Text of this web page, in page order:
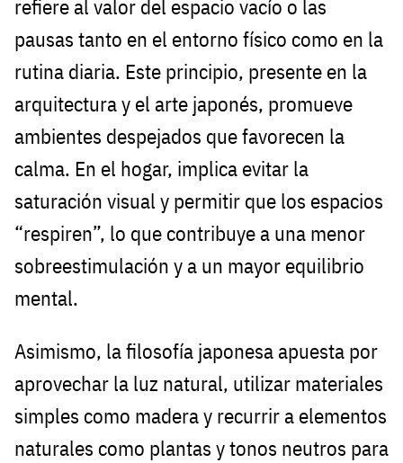
refiere al valor del espacio vacío o las
pausas tanto en el entorno físico como en la
rutina diaria. Este principio, presente en la
arquitectura y el arte japonés, promueve
ambientes despejados que favorecen la
calma. En el hogar, implica evitar la
saturación visual y permitir que los espacios
“respiren”, lo que contribuye a una menor
sobreestimulación y a un mayor equilibrio
mental.
Asimismo, la filosofía japonesa apuesta por
aprovechar la luz natural, utilizar materiales
simples como madera y recurrir a elementos
naturales como plantas y tonos neutros para